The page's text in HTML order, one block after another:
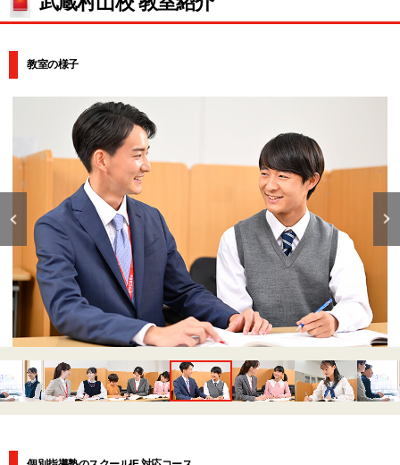
教室の様子